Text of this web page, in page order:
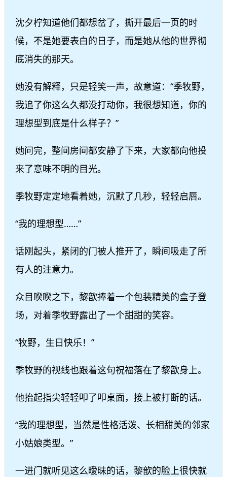
沈夕柠知道他们都想岔了，撕开最后一页的时
候，不是她要表白的日子，而是她从他的世界彻
底消失的那天。
她没有解释，只是轻笑一声，故意道：“季牧野，
我追了你这么久都没打动你，我很想知道，你的
理想型到底是什么样子？”
她问完，整间房间都安静了下来，大家都向他投
来了意味不明的目光。
季牧野定定地看着她，沉默了几秒，轻轻启唇。
“我的理想型……”
话刚起头，紧闭的门被人推开了，瞬间吸走了所
有人的注意力。
众目睽睽之下，黎歆捧着一个包装精美的盒子登
场，对着季牧野露出了一个甜甜的笑容。
“牧野，生日快乐！”
季牧野的视线也跟着这句祝福落在了黎歆身上。
他抬起指尖轻轻叩了叩桌面，接上被打断的话。
“我的理想型，当然是性格活泼、长相甜美的邻家
小姑娘类型。”
一进门就听见这么暧昧的话，黎歆的脸上很快就